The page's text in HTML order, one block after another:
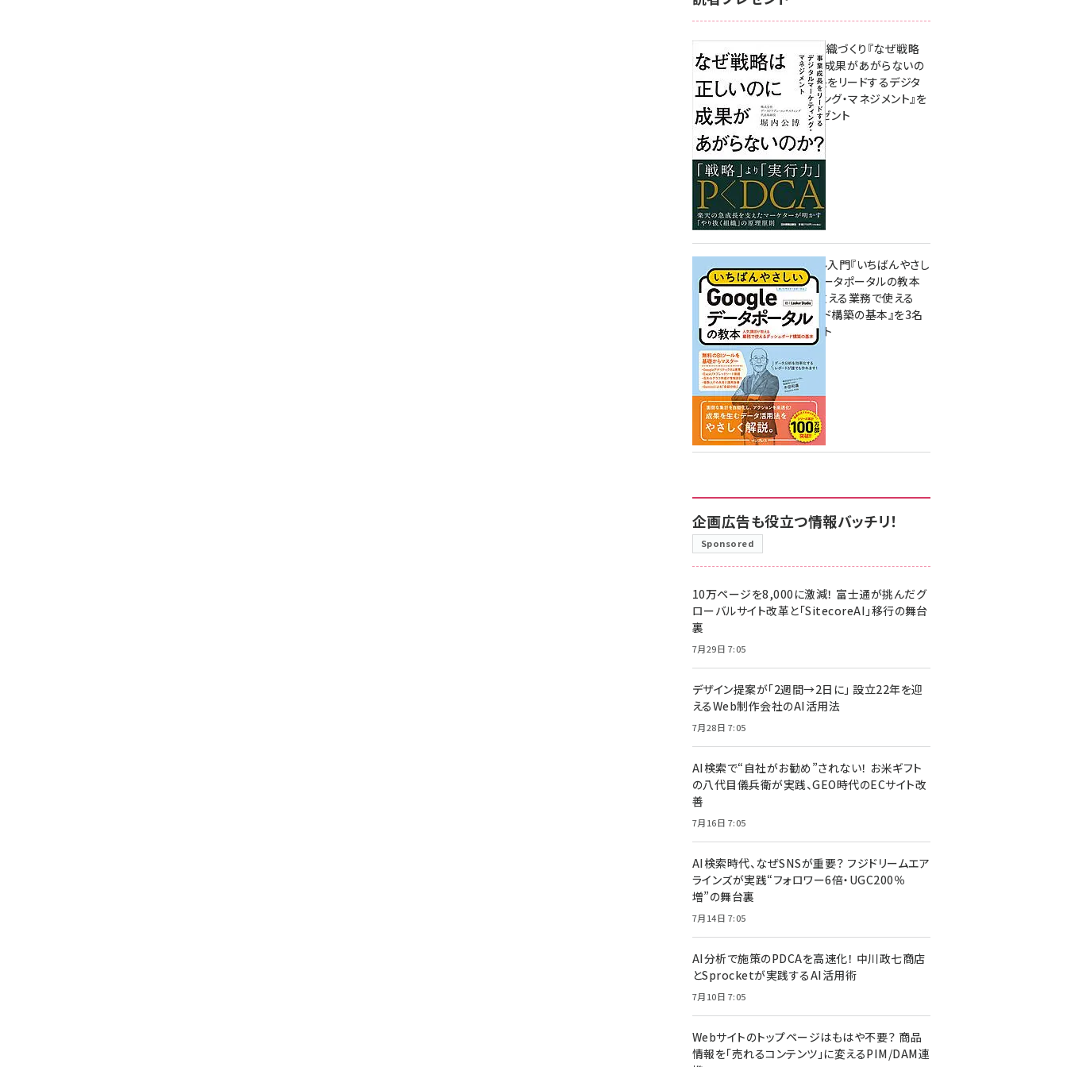
成果を生む組織づくり『なぜ戦略
は正しいのに成果があがらないの
か？ 事業成長をリードするデジタ
ルマーケティング・マネジメント』を
3名様にプレゼント
8月7日 10:00
無料BIツール入門『いちばんやさし
いGoogleデータポータルの教本
人気講師が教える業務で使える
ダッシュボード構築の基本』を3名
様にプレゼント
7月31日 10:00
企画広告も役立つ情報バッチリ！
Sponsored
10万ページを8,000に激減！ 富士通が挑んだグ
ローバルサイト改革と「SitecoreAI」移行の舞台
裏
7月29日 7:05
デザイン提案が「2週間→2日に」 設立22年を迎
えるWeb制作会社のAI活用法
7月28日 7:05
AI検索で“自社がお勧め”されない！ お米ギフト
の八代目儀兵衛が実践、GEO時代のECサイト改
善
7月16日 7:05
AI検索時代、なぜSNSが重要？ フジドリームエア
ラインズが実践“フォロワー6倍・UGC200％
増”の舞台裏
7月14日 7:05
AI分析で施策のPDCAを高速化！ 中川政七商店
とSprocketが実践するAI活用術
7月10日 7:05
Webサイトのトップページはもはや不要？ 商品
情報を「売れるコンテンツ」に変えるPIM/DAM連